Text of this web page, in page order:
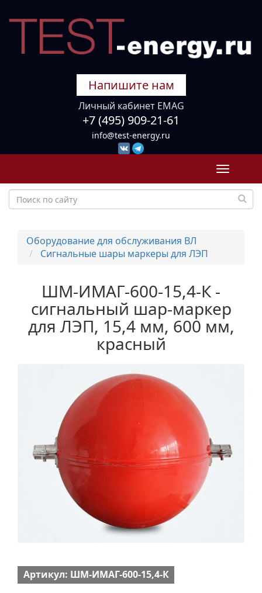
Напишите нам
Личный кабинет EMAG
+7 (495) 909-21-61
info@test-energy.ru
Toggle
Оборудование для обслуживания ВЛ
Сигнальные шары маркеры для ЛЭП
ШМ-ИМАГ-600-15,4-К -
сигнальный шар-маркер
для ЛЭП, 15,4 мм, 600 мм,
красный
Артикул: ШМ-ИМАГ-600-15,4-К